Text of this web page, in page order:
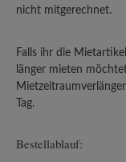
nicht mitgerechnet.
Falls ihr die
länger mieten
Tag.
Bestellablauf: